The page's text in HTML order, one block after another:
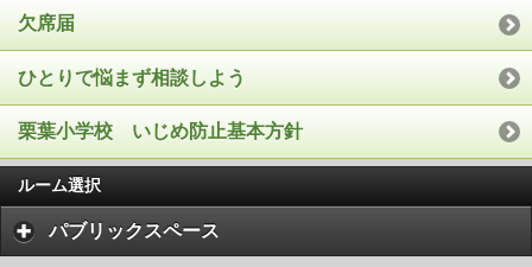
欠席届
ひとりで悩まず相談しよう
栗葉小学校 いじめ防止基本方針
ルーム選択
パブリックスペース